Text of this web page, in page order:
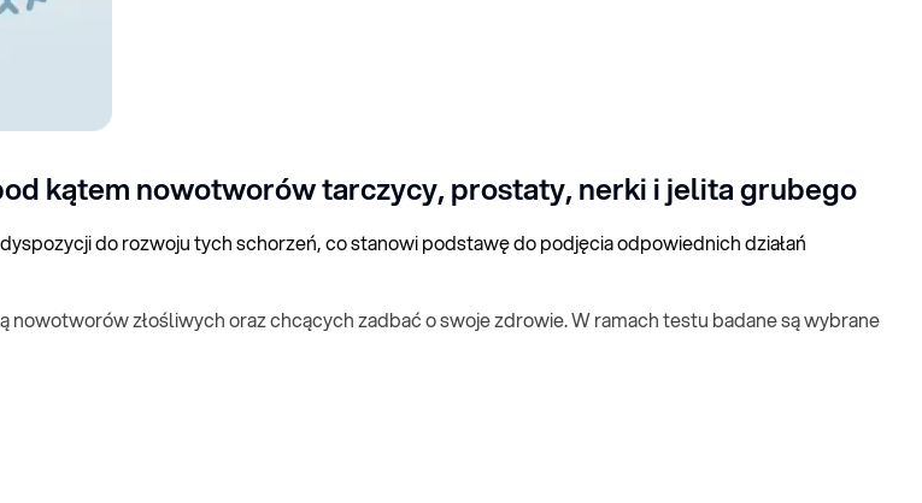
kątem nowotworów tarczycy, prostaty, nerki i jelita grubego
do rozwoju tych schorzeń, co stanowi podstawę do podjęcia odpowiednich działań
złośliwych oraz chcących zadbać o swoje zdrowie. W ramach testu badane są wybrane